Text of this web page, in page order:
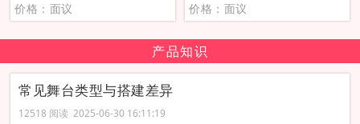
价格：面议 价格：面议
产品知识
常见舞台类型与搭建差异
12518 阅读 2025-06-30 16:11:19